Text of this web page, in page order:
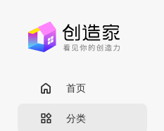
首页
分类